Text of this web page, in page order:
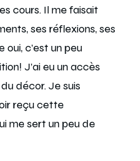
cours. Il me faisait
ses réflexions, ses
oui, c’est un peu
J’ai eu un accès
décor. Je suis
reçu cette
me sert un peu de